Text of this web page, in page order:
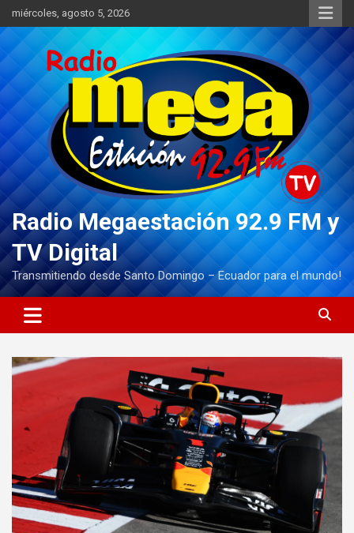
Saltar
al
contenido
miércoles, agosto 5, 2026
Radio Megaestación 92.9 FM y
TV Digital
Transmitiendo desde Santo Domingo – Ecuador para el mundo!